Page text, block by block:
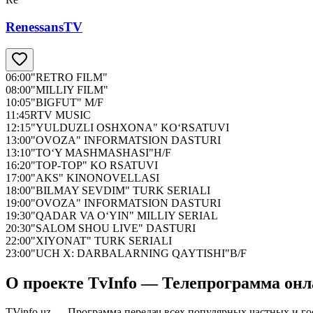
RenessansTV
06:00"RETRO FILM"
08:00"MILLIY FILM"
10:05"BIGFUT" M/F
11:45RTV MUSIC
12:15"YULDUZLI OSHXONA" KO‘RSATUVI
13:00"OVOZA" INFORMATSION DASTURI
13:10"TO‘Y MASHMASHASI"H/F
16:20"TOP-TOP" KO RSATUVI
17:00"AKS" KINONOVELLASI
18:00"BILMAY SEVDIM" TURK SERIALI
19:00"OVOZA" INFORMATSION DASTURI
19:30"QADAR VA O‘YIN" MILLIY SERIAL
20:30"SALOM SHOU LIVE" DASTURI
22:00"XIYONAT" TURK SERIALI
23:00"UCH X: DARBALARNING QAYTISHI"B/F
О проекте TvInfo — Телепрограмма